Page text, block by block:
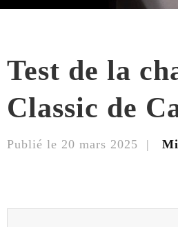
Test de la
Classic de
Publié le 20 mars 2025 |